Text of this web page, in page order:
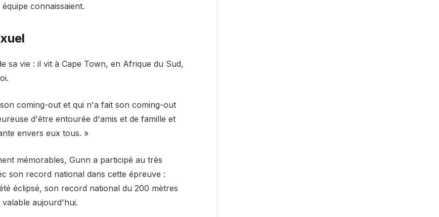
connaissaient.
sa vie : il vit à Cape Town, en Afrique du Sud,
coming-out et qui n'a fait son coming-out
d'être entourée d'amis et de famille et
envers eux tous. »
mémorables, Gunn a participé au très
son record national dans cette épreuve :
éclipsé, son record national du 200 mètres
aujourd'hui.